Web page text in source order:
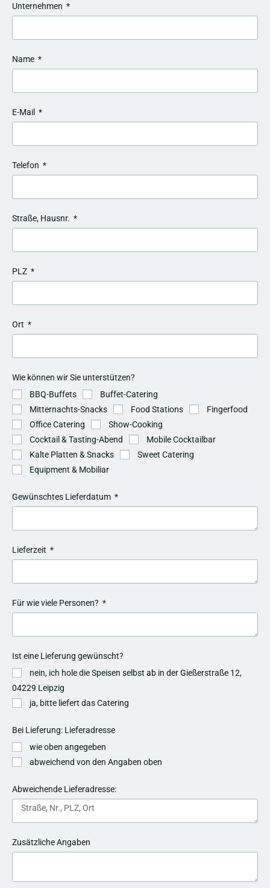
Unternehmen
Name
E-Mail
Telefon
Straße, Hausnr.
PLZ
Ort
Wie können wir Sie unterstützen?
BBQ-Buffets
Buffet-Catering
Mitternachts-Snacks
Food Stations
Fingerfood
Office Catering
Show-Cooking
Cocktail & Tasting-Abend
Mobile Cocktailbar
Kalte Platten & Snacks
Sweet Catering
Equipment & Mobiliar
Gewünschtes Lieferdatum
Lieferzeit
Für wie viele Personen?
Ist eine Lieferung gewünscht?
nein, ich hole die Speisen selbst ab in der Gießerstraße 12,
04229 Leipzig
ja, bitte liefert das Catering
Bei Lieferung: Lieferadresse
wie oben angegeben
abweichend von den Angaben oben
Abweichende Lieferadresse:
Zusätzliche Angaben